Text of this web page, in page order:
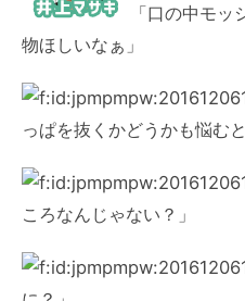
「口の中モ
物ほしいなぁ」
っぱを抜くかどうかも悩む
ころなんじゃない？」